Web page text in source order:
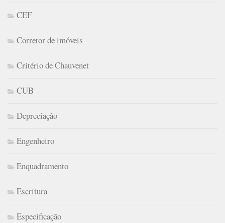
CEF
Corretor de imóveis
Critério de Chauvenet
CUB
Depreciação
Engenheiro
Enquadramento
Escritura
Especificação